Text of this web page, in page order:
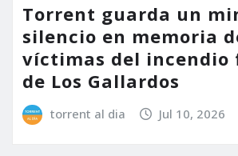
Torrent guarda un
silencio en memoria
víctimas del incendio
de Los Gallardos
torrent al dia Jul 10, 2026